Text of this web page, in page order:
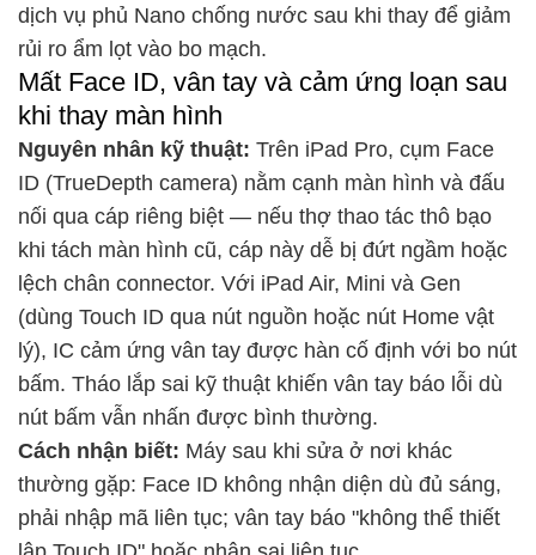
dịch vụ phủ Nano chống nước sau khi thay để giảm
rủi ro ẩm lọt vào bo mạch.
Mất Face ID, vân tay và cảm ứng loạn sau
khi thay màn hình
Nguyên nhân kỹ thuật: Trên iPad Pro, cụm Face
ID (TrueDepth camera) nằm cạnh màn hình và đấu
nối qua cáp riêng biệt — nếu thợ thao tác thô bạo
khi tách màn hình cũ, cáp này dễ bị đứt ngầm hoặc
lệch chân connector. Với iPad Air, Mini và Gen
(dùng Touch ID qua nút nguồn hoặc nút Home vật
lý), IC cảm ứng vân tay được hàn cố định với bo nút
bấm. Tháo lắp sai kỹ thuật khiến vân tay báo lỗi dù
nút bấm vẫn nhấn được bình thường.
Cách nhận biết: Máy sau khi sửa ở nơi khác
thường gặp: Face ID không nhận diện dù đủ sáng,
phải nhập mã liên tục; vân tay báo "không thể thiết